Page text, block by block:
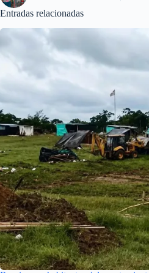
Entradas relacionadas